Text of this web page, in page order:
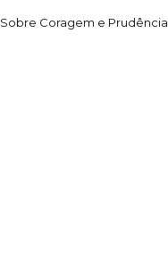
Sobre Coragem e Prudência